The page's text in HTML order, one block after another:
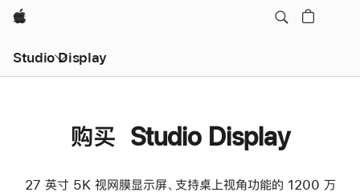
Apple
Studio Display
购买 Studio Display
27 英寸 5K 视网膜显示屏、支持桌上视角功能的 1200 万